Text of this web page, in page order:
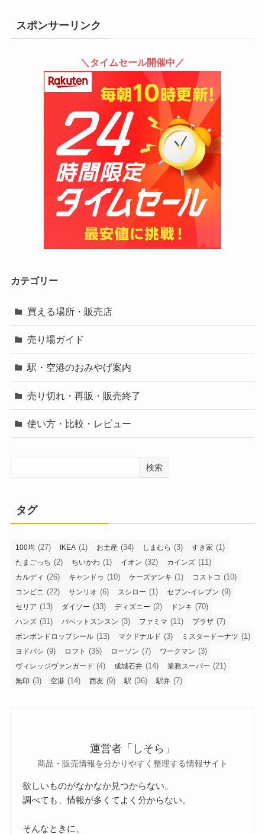
スポンサーリンク
＼タイムセール開催中／
カテゴリー
買える場所・販売店
売り場ガイド
駅・空港のおみやげ案内
売り切れ・再販・販売終了
使い方・比較・レビュー
検索
タグ
100均 (27) IKEA (1) お土産 (34) しまむら (3) すき家 (1)
たまごっち (2) ちいかわ (1) イオン (32) カインズ (11)
カルディ (26) キャンドゥ (10) ケーズデンキ (1) コストコ (10)
コンビニ (22) サンリオ (6) スシロー (1) セブン-イレブン (9)
セリア (13) ダイソー (33) ディズニー (2) ドンキ (70)
ハンズ (31) パペットスンスン (3) ファミマ (11) プラザ (7)
ボンボンドロップシール (13) マクドナルド (3) ミスタードーナツ (1)
ヨドバシ (9) ロフト (35) ローソン (7) ワークマン (3)
ヴィレッジヴァンガード (4) 成城石井 (14) 業務スーパー (21)
無印 (3) 空港 (14) 西友 (9) 駅 (36) 駅弁 (7)
運営者「しそら」
商品・販売情報を分かりやすく整理する情報サイト
欲しいものがなかなか見つからない。
調べても、情報が多くてよく分からない。
そんなときに、